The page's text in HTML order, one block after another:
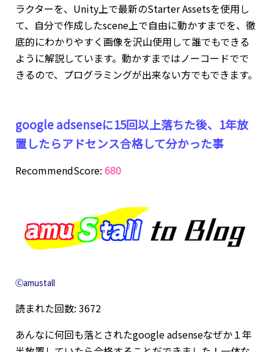
ラクターを、Unity上で最新のStarter Assetsを使用し
て、自分で作成したscene上で自由に動かすまでを、徹
底的にわかりやすく画像を沢山使用して誰でもできる
ように解説しています。動かすまではノーコードでで
きるので、プログラミングが出来ない方でもできます。
google adsenseに15回以上落ちた後、1年放
置したらアドセンス合格して分かった事
RecommendScore:680
Ⓒamustall
読まれた回数: 3672
あんなに何回も落とされたgoogle adsenseなぜか１年